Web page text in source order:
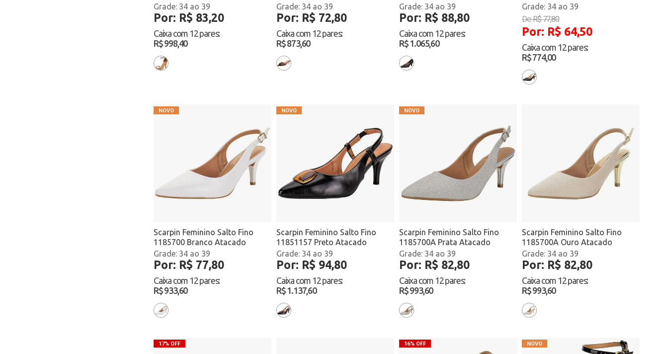
34 ao 39
Por: R$ 83,20
Caixa com 12 pares:
R$ 998,40
34 ao 39
Por: R$ 72,80
Caixa com 12 pares:
R$ 873,60
34 ao 39
Por: R$ 88,80
Caixa com 12 pares:
R$ 1.065,60
34 ao 39
De: R$ 77,80
Por: R$ 64,50
Caixa com 12 pares:
R$ 774,00
Scarpin Feminino Salto Fino
1185700 Branco Atacado
34 ao 39
Por: R$ 77,80
Caixa com 12 pares:
R$ 933,60
Scarpin Feminino Salto Fino
11851157 Preto Atacado
34 ao 39
Por: R$ 94,80
Caixa com 12 pares:
R$ 1.137,60
Scarpin Feminino Salto Fino
1185700A Prata Atacado
34 ao 39
Por: R$ 82,80
Caixa com 12 pares:
R$ 993,60
Scarpin Feminino Salto Fino
1185700A Ouro Atacado
34 ao 39
Por: R$ 82,80
Caixa com 12 pares:
R$ 993,60
17% OFF 16% OFF